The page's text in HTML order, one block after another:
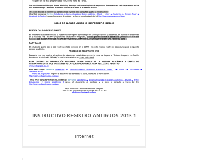
INSTRUCTIVO REGISTRO ANTIGUOS 2015-1
Internet